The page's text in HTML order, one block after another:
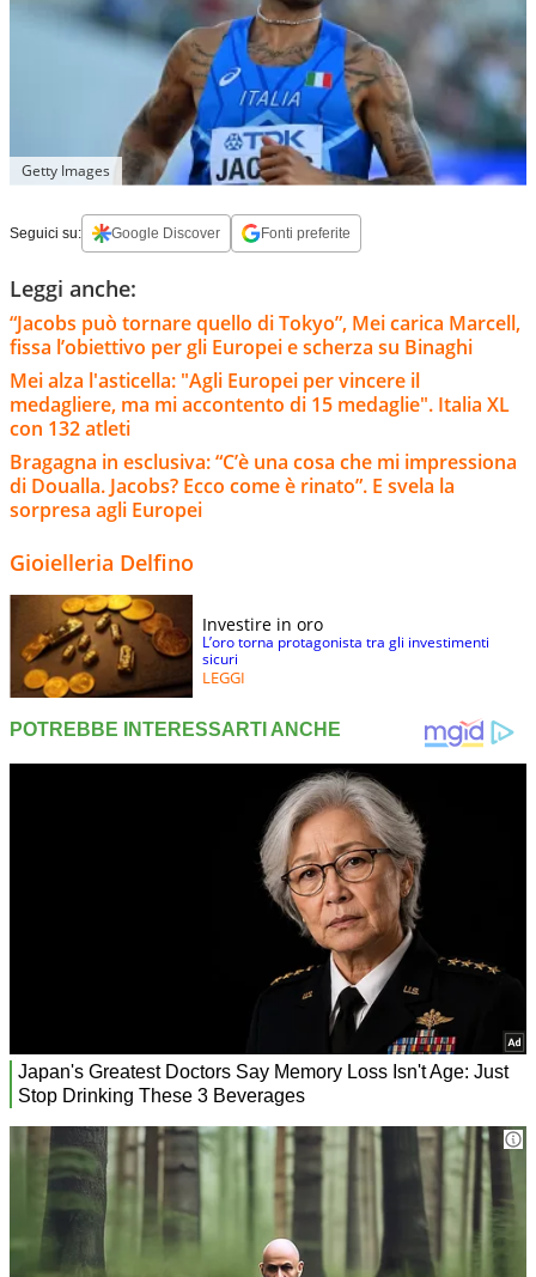
Getty Images
Seguici su: Google Discover Fonti preferite
Leggi anche:
“Jacobs può tornare quello di Tokyo”, Mei carica Marcell,
fissa l’obiettivo per gli Europei e scherza su Binaghi
Mei alza l'asticella: "Agli Europei per vincere il
medagliere, ma mi accontento di 15 medaglie". Italia XL
con 132 atleti
Bragagna in esclusiva: “C’è una cosa che mi impressiona
di Doualla. Jacobs? Ecco come è rinato”. E svela la
sorpresa agli Europei
Gioielleria Delfino
Investire in oro
L’oro torna protagonista tra gli investimenti
sicuri
LEGGI